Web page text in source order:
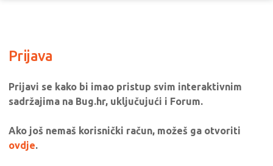
Prijava
Prijavi se kako bi imao pristup svim interaktivnim
sadržajima na Bug.hr, uključujući i Forum.
Ako još nemaš korisnički račun, možeš ga otvoriti
ovdje.